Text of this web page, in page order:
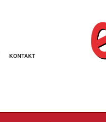
KONTAKT